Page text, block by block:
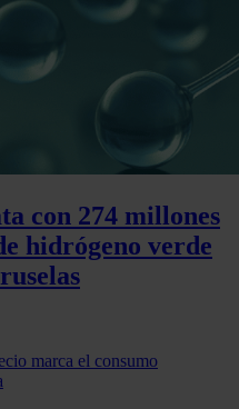
con 274 millones
hidrógeno verde